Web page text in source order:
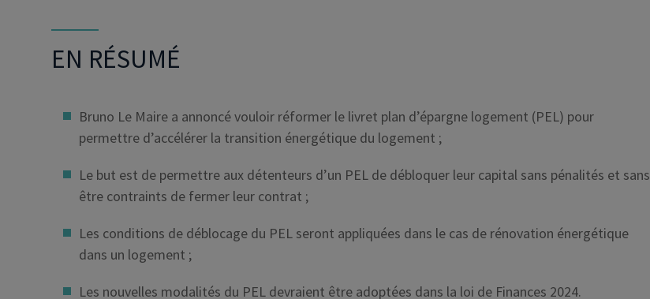
EN RÉSUMÉ
Bruno Le Maire a annoncé vouloir réformer le livret plan d’épargne logement (PEL) pour
permettre d’accélérer la transition énergétique du logement ;
Le but est de permettre aux détenteurs d’un PEL de débloquer leur capital sans pénalités et sans
être contraints de fermer leur contrat ;
Les conditions de déblocage du PEL seront appliquées dans le cas de rénovation énergétique
dans un logement ;
Les nouvelles modalités du PEL devraient être adoptées dans la loi de Finances 2024.